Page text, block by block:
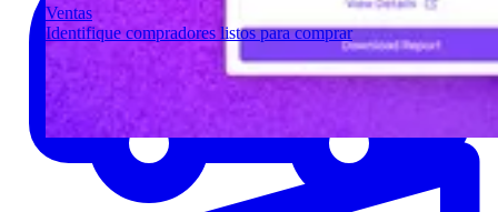
Ventas
Identifique compradores listos para comprar